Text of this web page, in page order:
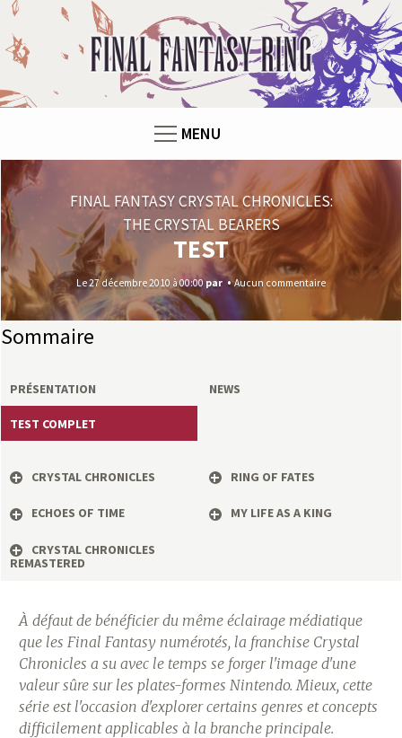
F
n
l
F
a
n
a
R
MENU
FINAL FANTASY CRYSTAL CHRONICLES:
THE CRYSTAL BEARERS
TEST
Le 27 décembre 2010 à 00:00par Aucun commentaire
À défaut de bénéficier du même éclairage médiatique
que les Final Fantasy numérotés, la franchise Crystal
Chronicles a su avec le temps se forger l'image d'une
valeur sûre sur les plates-formes Nintendo. Mieux, cette
série est l'occasion d'explorer certains genres et concepts
difficilement applicables à la branche principale.
Sommaire
PRÉSENTATION NEWS
TEST COMPLET
CRYSTAL CHRONICLES RING OF FATES
ECHOES OF TIME MY LIFE AS A KING
CRYSTAL CHRONICLES
REMASTERED